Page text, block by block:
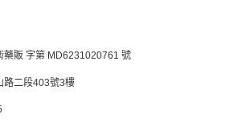
藥販 字第 MD6231020761 號
路二段403號3樓